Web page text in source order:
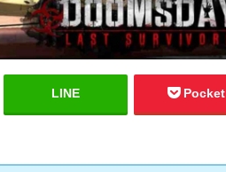
LINE Pocket